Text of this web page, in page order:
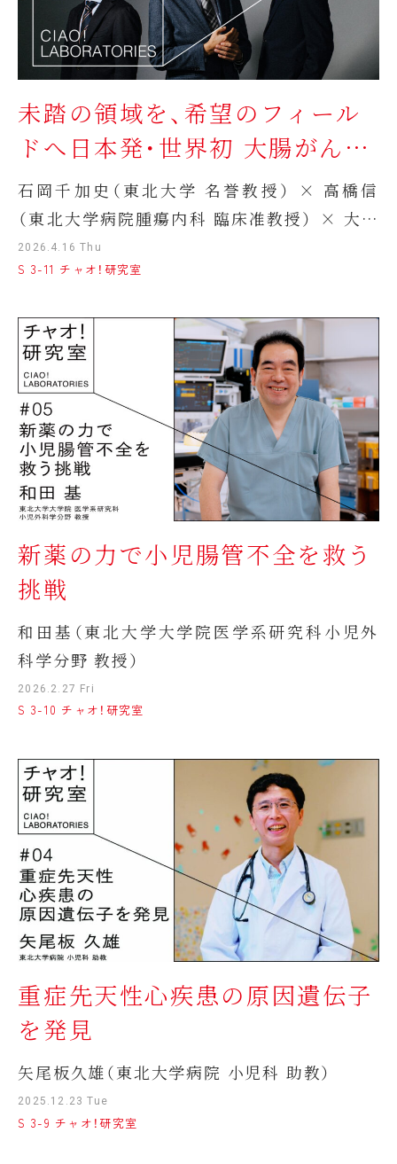
未踏の領域を、希望のフィール
ドへ日本発・世界初 大腸がんエ
ピゲノム診断薬
「OncoGuide™ EpiLight™メ
チル化検出キット」社会実装
石岡千加史（東北大学 名誉教授） × 高橋信
（東北大学病院腫瘍内科 臨床准教授） × 大内
康太（東北大学大学院医学系研究科臨床腫瘍
学分野 助教）
2026.4.16 Thu
S 3-11 チャオ！研究室
新薬の力で小児腸管不全を救う
挑戦
和田基（東北大学大学院医学系研究科小児外
科学分野 教授）
2026.2.27 Fri
S 3-10 チャオ！研究室
重症先天性心疾患の原因遺伝子
を発見
矢尾板久雄（東北大学病院 小児科 助教）
2025.12.23 Tue
S 3-9 チャオ！研究室